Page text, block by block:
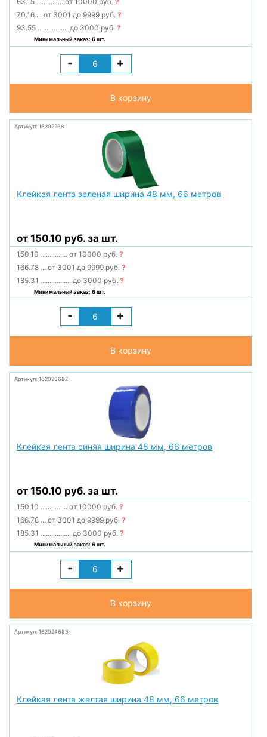
70.16 ... от 3001 до 9999 руб.?
93.55 ................. до 3000 руб.?
Минимальный заказ: 6 шт.
- +
В корзину
Артикул: 162022681
Клейкая лента зеленая ширина 48 мм, 66 метров
от 150.10 руб. за шт.
150.10 ............... от 10000 руб.?
166.78 ... от 3001 до 9999 руб.?
185.31 ................. до 3000 руб.?
Минимальный заказ: 6 шт.
- +
В корзину
Артикул: 162023682
Клейкая лента синяя ширина 48 мм, 66 метров
от 150.10 руб. за шт.
150.10 ............... от 10000 руб.?
166.78 ... от 3001 до 9999 руб.?
185.31 ................. до 3000 руб.?
Минимальный заказ: 6 шт.
- +
В корзину
Артикул: 162024683
Клейкая лента желтая ширина 48 мм, 66 метров